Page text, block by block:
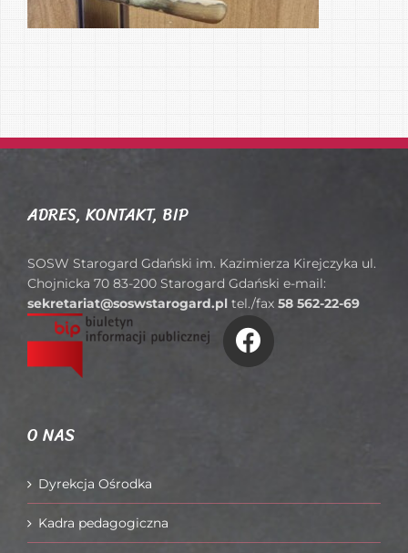
ADRES, KONTAKT, BIP
SOSW Starogard Gdański im. Kazimierza Kirejczyka ul.
Chojnicka 70 83-200 Starogard Gdański e-mail:
sekretariat@soswstarogard.pl tel./fax 58 562-22-69
O NAS
Dyrekcja Ośrodka
Kadra pedagogiczna